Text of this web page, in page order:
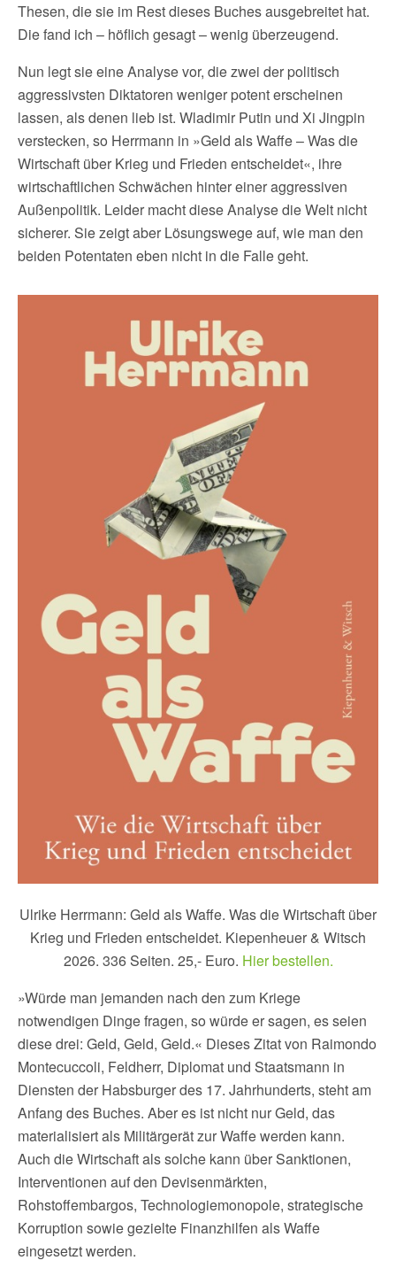
Thesen, die sie im Rest dieses Buches ausgebreitet hat.
Die fand ich – höflich gesagt – wenig überzeugend.
Nun legt sie eine Analyse vor, die zwei der politisch
aggressivsten Diktatoren weniger potent erscheinen
lassen, als denen lieb ist. Wladimir Putin und Xi Jingpin
verstecken, so Herrmann in »Geld als Waffe – Was die
Wirtschaft über Krieg und Frieden entscheidet«, ihre
wirtschaftlichen Schwächen hinter einer aggressiven
Außenpolitik. Leider macht diese Analyse die Welt nicht
sicherer. Sie zeigt aber Lösungswege auf, wie man den
beiden Potentaten eben nicht in die Falle geht.
Ulrike Herrmann: Geld als Waffe. Was die Wirtschaft über
Krieg und Frieden entscheidet. Kiepenheuer & Witsch
2026. 336 Seiten. 25,- Euro. Hier bestellen.
»Würde man jemanden nach den zum Kriege
notwendigen Dinge fragen, so würde er sagen, es seien
diese drei: Geld, Geld, Geld.« Dieses Zitat von Raimondo
Montecuccoli, Feldherr, Diplomat und Staatsmann in
Diensten der Habsburger des 17. Jahrhunderts, steht am
Anfang des Buches. Aber es ist nicht nur Geld, das
materialisiert als Militärgerät zur Waffe werden kann.
Auch die Wirtschaft als solche kann über Sanktionen,
Interventionen auf den Devisenmärkten,
Rohstoffembargos, Technologiemonopole, strategische
Korruption sowie gezielte Finanzhilfen als Waffe
eingesetzt werden.